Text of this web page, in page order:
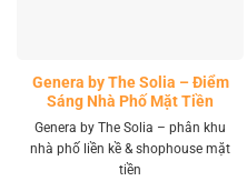
Genera by The Solia – Điểm
Sáng Nhà Phố Mặt Tiền
Vành Đai 4 Khu Tây
Genera by The Solia – phân khu
nhà phố liền kề & shophouse mặt
tiền